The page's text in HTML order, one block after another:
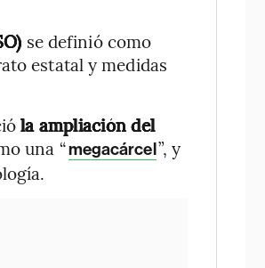
se definió como
estatal y medidas
la ampliación del
una “megacárcel”, y